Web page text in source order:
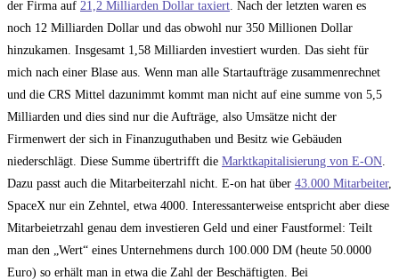
der Firma auf 21,2 Milliarden Dollar taxiert . Nach der letzten waren es
noch 12 Milliarden Dollar und das obwohl nur 350 Millionen Dollar
hinzukamen. Insgesamt 1,58 Milliarden investiert wurden. Das sieht für
mich nach einer Blase aus. Wenn man alle Startaufträge zusammenrechnet
und die CRS Mittel dazunimmt kommt man nicht auf eine summe von 5,5
Milliarden und dies sind nur die Aufträge, also Umsätze nicht der
Firmenwert der sich in Finanzuguthaben und Besitz wie Gebäuden
niederschlägt. Diese Summe übertrifft die Marktkapitalisierung von E-ON
Dazu passt auch die Mitarbeiterzahl nicht. E-on hat über 43.000 Mitarbeiter,
SpaceX nur ein Zehntel, etwa 4000. Interessanterweise entspricht aber diese
Mitarbeietrzahl genau dem investieren Geld und einer Faustformel: Teilt
man den „Wert“ eines Unternehmens durch 100.000 DM (heute 50.0000
Euro) so erhält man in etwa die Zahl der Beschäftigten. Bei